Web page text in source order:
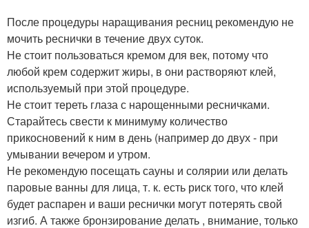
После процедуры наращивания ресниц рекомендую не
мочить реснички в течение двух суток.
Не стоит пользоваться кремом для век, потому что
любой крем содержит жиры, в они растворяют клей,
используемый при этой процедуре.
Не стоит тереть глаза с нарощенными ресничками.
Старайтесь свести к минимуму количество
прикосновений к ним в день (например до двух - при
умывании вечером и утром.
Не рекомендую посещать сауны и солярии или делать
паровые ванны для лица, т. к. есть риск того, что клей
будет распарен и ваши реснички могут потерять свой
изгиб. А также бронзирование делать , внимание, только